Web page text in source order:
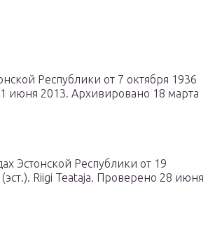
Республики от 7 октября 1936
июня 2013. Архивировано 18 марта
Эстонской Республики от 19
Riigi Teataja. Проверено 28 июня